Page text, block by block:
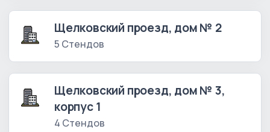
Щелковский проезд, дом № 2
5 Стендов
Щелковский проезд, дом № 3,
корпус 1
4 Стендов